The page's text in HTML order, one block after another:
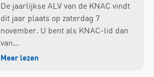
De jaarlijkse ALV van de KNAC vindt
dit jaar plaats op zaterdag 7
november. U bent als KNAC-lid dan
van...
Meer lezen